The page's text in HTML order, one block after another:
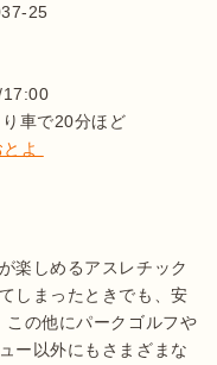
25
17:00
車で20分ほど
よ
楽しめるアスレチック
しまったときでも、安
の他にパークゴルフや
ー以外にもさまざまな